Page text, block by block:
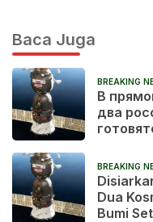
Baca Juga
BREAKING
В
два
BREAKING
Dua
Bumi